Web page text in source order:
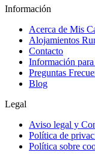
Información
Acerca de Mis
Alojamientos
Contacto
Información
Preguntas
Blog
Legal
Aviso legal y
Política de
Política sobre